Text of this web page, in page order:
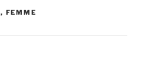
, FEMME